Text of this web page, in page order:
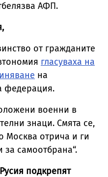
АФП.
от гражданите
гласуваха на
на
федерация.
военни в
знаци. Смята се,
Москва отрича и ги
за самоотбрана“.
подкрепят